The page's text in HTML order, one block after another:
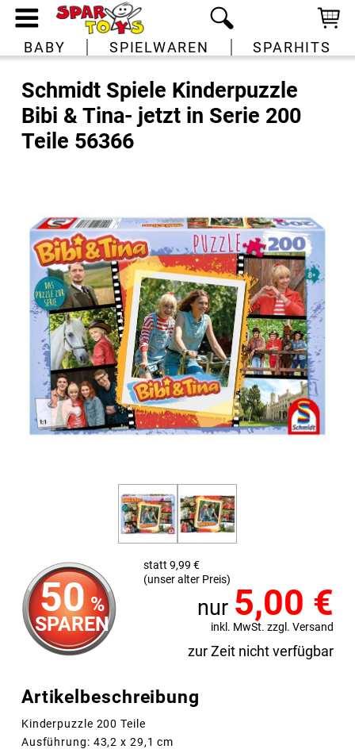
BABY SPIELWAREN SPARHITS
Schmidt Spiele Kinderpuzzle
Bibi & Tina- jetzt in Serie 200
Teile 56366
50 %
SPAREN
statt 9,99 €
(unser alter Preis)
nur 5,00 €
inkl. MwSt. zzgl. Versand
zur Zeit nicht verfügbar
Artikelbeschreibung
Kinderpuzzle 200 Teile
Ausführung: 43,2 x 29,1 cm